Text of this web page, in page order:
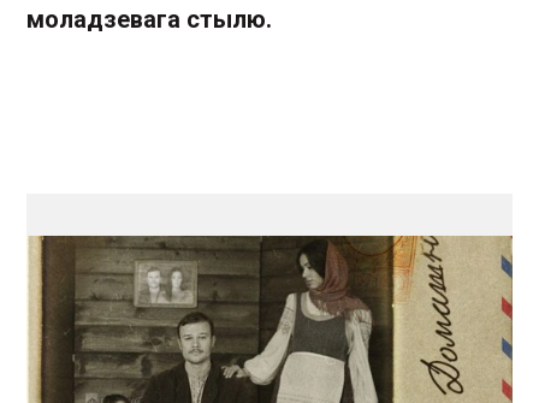
моладзевага стылю.